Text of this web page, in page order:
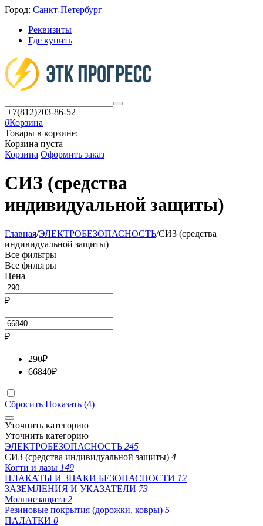
Город: Санкт-Петербург
Реквизиты
Где купить
+7(812)703-86-52
0Корзина
Товары в корзине:
Корзина пуста
Корзина Оформить заказ
СИЗ (средства
индивидуальной защиты)
Главная/ЭЛЕКТРОБЕЗОПАСНОСТЬ/СИЗ (средства
индивидуальной защиты)
Все фильтры
Все фильтры
Цена
₽
–
₽
290₽
66840₽
Сбросить Показать (4)
Уточнить категорию
Уточнить категорию
ЭЛЕКТРОБЕЗОПАСНОСТЬ 245
СИЗ (средства индивидуальной защиты) 4
Когти и лазы 149
ПЛАКАТЫ И ЗНАКИ БЕЗОПАСНОСТИ 12
ЗАЗЕМЛЕНИЯ И УКАЗАТЕЛИ 73
Молниезащита 2
Резиновые покрытия (дорожки, ковры) 5
ПАЛАТКИ 0